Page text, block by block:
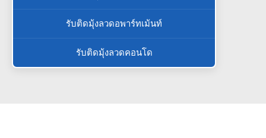
รับติดมุ้งลวดอพาร์ทเม้นท์
รับติดมุ้งลวดคอนโด